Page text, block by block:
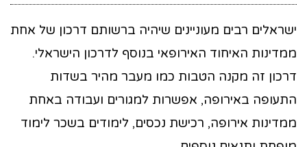
ישראלים רבים מעוניינים שיהיה ברשותם דרכון של אחת
ממדינות האיחוד האירופאי בנוסף לדרכון הישראלי.
דרכון זה מקנה הטבות כמו מעבר מהיר בשדות
התעופה באירופה, אפשרות למגורים ועבודה באחת
ממדינות אירופה, רכישת נכסים, לימודים בשכר לימוד